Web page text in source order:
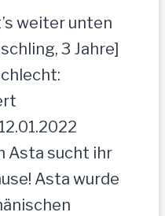
weiter unten
3 Jahre]
Asta sucht ihr
Asta wurde